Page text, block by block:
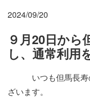
施設・料金
アクセス
2024/09/20
９月20日から
し、通常利用
いつも但馬長寿の
ざいます。